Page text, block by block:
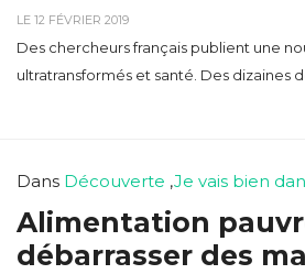
LE 12 FÉVRIER 2019
Des chercheurs français publient une
ultratransformés et santé. Des dizaines
Dans Découverte ,Je vais bien
Alimentation
débarrasser des